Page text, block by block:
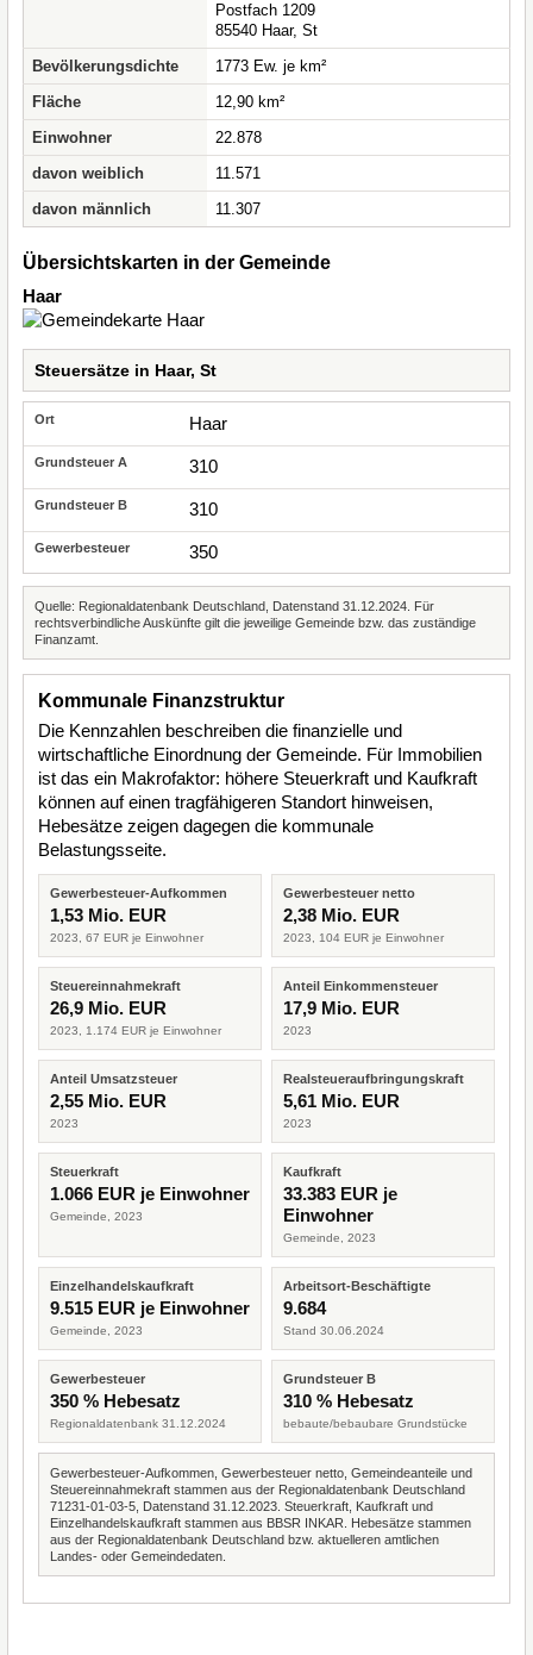
Postfach 1209
85540 Haar, St
Bevölkerungsdichte
1773 Ew. je km²
Fläche
12,90 km²
Einwohner
22.878
davon weiblich
11.571
davon männlich
11.307
Übersichtskarten in der Gemeinde
Haar
Steuersätze in Haar, St
Haar
310
310
350
Quelle: Regionaldatenbank Deutschland, Datenstand 31.12.2024. Für
rechtsverbindliche Auskünfte gilt die jeweilige Gemeinde bzw. das zuständige
Finanzamt.
Kommunale Finanzstruktur
Die Kennzahlen beschreiben die finanzielle und
wirtschaftliche Einordnung der Gemeinde. Für Immobilien
ist das ein Makrofaktor: höhere Steuerkraft und Kaufkraft
können auf einen tragfähigeren Standort hinweisen,
Hebesätze zeigen dagegen die kommunale
Belastungsseite.
Gewerbesteuer-Aufkommen
1,53 Mio. EUR
2023, 67 EUR je Einwohner
Gewerbesteuer netto
2,38 Mio. EUR
2023, 104 EUR je Einwohner
Steuereinnahmekraft
26,9 Mio. EUR
2023, 1.174 EUR je Einwohner
Anteil Einkommensteuer
17,9 Mio. EUR
2023
Anteil Umsatzsteuer
2,55 Mio. EUR
2023
Realsteueraufbringungskraft
5,61 Mio. EUR
2023
Steuerkraft
1.066 EUR je Einwohner
Gemeinde, 2023
Kaufkraft
33.383 EUR je
Einwohner
Gemeinde, 2023
Einzelhandelskaufkraft
9.515 EUR je Einwohner
Gemeinde, 2023
Arbeitsort-Beschäftigte
9.684
Stand 30.06.2024
Gewerbesteuer
350 % Hebesatz
Regionaldatenbank 31.12.2024
Grundsteuer B
310 % Hebesatz
bebaute/bebaubare Grundstücke
Gewerbesteuer-Aufkommen, Gewerbesteuer netto, Gemeindeanteile und
Steuereinnahmekraft stammen aus der Regionaldatenbank Deutschland
71231-01-03-5, Datenstand 31.12.2023. Steuerkraft, Kaufkraft und
Einzelhandelskaufkraft stammen aus BBSR INKAR. Hebesätze stammen
aus der Regionaldatenbank Deutschland bzw. aktuelleren amtlichen
Landes- oder Gemeindedaten.